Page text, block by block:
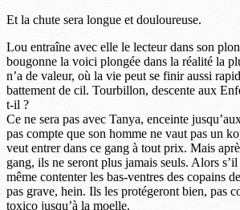
Et la chute sera longue et douloureuse.
Lou entraîne avec elle le lecteur dans son
bougonne la voici plongée dans la réalité la
n’a de valeur, où la vie peut se finir aussi
battement de cil. Tourbillon, descente aux
t-il ?
Ce ne sera pas avec Tanya, enceinte
pas compte que son homme ne vaut pas un
veut entrer dans ce gang à tout prix. Mais
gang, ils ne seront plus jamais seuls. Alors
même contenter les bas-ventres des copains
pas grave, hein. Ils les protégeront bien, pas
toxico jusqu’à la moelle.